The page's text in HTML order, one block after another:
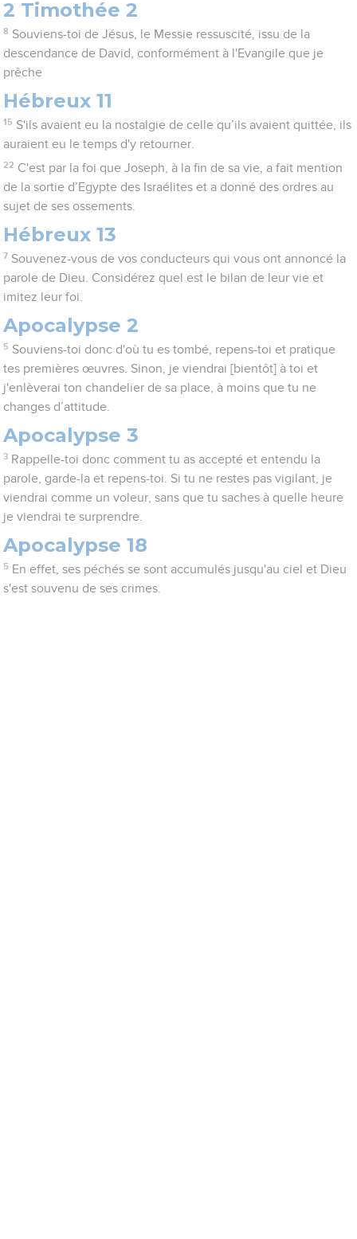
2 Timothée 2
8 Souviens-toi de Jésus, le Messie ressuscité, issu de la
descendance de David, conformément à l'Evangile que je
prêche
Hébreux 11
15 S'ils avaient eu la nostalgie de celle qu’ils avaient quittée, ils
auraient eu le temps d'y retourner.
22 C'est par la foi que Joseph, à la fin de sa vie, a fait mention
de la sortie d’Egypte des Israélites et a donné des ordres au
sujet de ses ossements.
Hébreux 13
7 Souvenez-vous de vos conducteurs qui vous ont annoncé la
parole de Dieu. Considérez quel est le bilan de leur vie et
imitez leur foi.
Apocalypse 2
5 Souviens-toi donc d'où tu es tombé, repens-toi et pratique
tes premières œuvres. Sinon, je viendrai [bientôt] à toi et
j'enlèverai ton chandelier de sa place, à moins que tu ne
changes d’attitude.
Apocalypse 3
3 Rappelle-toi donc comment tu as accepté et entendu la
parole, garde-la et repens-toi. Si tu ne restes pas vigilant, je
viendrai comme un voleur, sans que tu saches à quelle heure
je viendrai te surprendre.
Apocalypse 18
5 En effet, ses péchés se sont accumulés jusqu'au ciel et Dieu
s'est souvenu de ses crimes.